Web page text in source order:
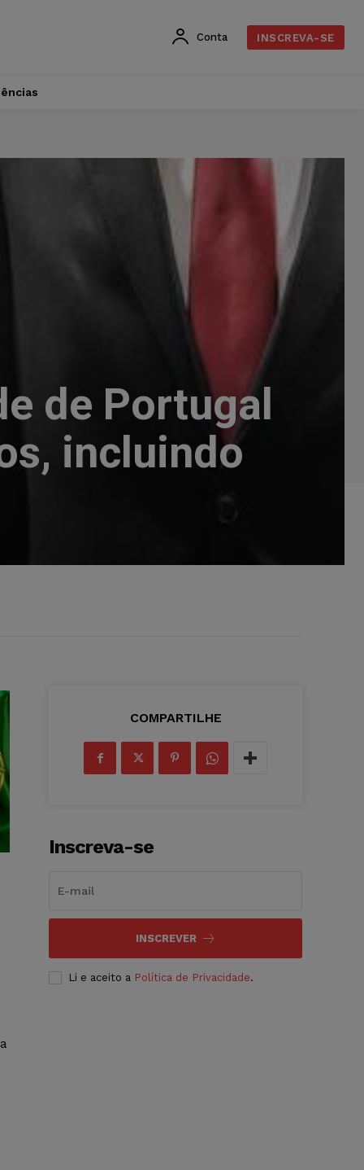
Conta INSCREVA-SE
de Portugal
incluindo
COMPARTILHE
Inscreva-se
INSCREVER
Li e aceito a Política de Privacidade.